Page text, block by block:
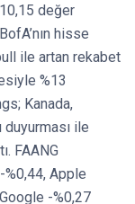
değer
hisse
ile artan rekabet
%13
Kanada,
duyurması ile
FAANG
Apple
-%0,27